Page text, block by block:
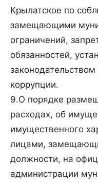
Крылатское по
замещающими
ограничений,
обязанностей,
коррупции.
9.О порядке
расходах, об
имущественного
лицами,
должности, на
администрации